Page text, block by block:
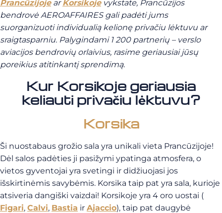
PrancūzijojearKorsikojevykstate, Prancūzijos
bendrovė AEROAFFAIRES gali padėti jums
suorganizuoti individualią kelionę privačiu lėktuvu ar
sraigtasparniu. Palygindami 1 200 partnerių – verslo
aviacijos bendrovių orlaivius, rasime geriausiai jūsų
poreikius atitinkantį sprendimą.
Kur Korsikoje geriausia
keliauti privačiu lėktuvu?
Korsika
Ši nuostabaus grožio sala yra unikali vieta Prancūzijoje!
Dėl salos padėties ji pasižymi ypatinga atmosfera, o
vietos gyventojai yra svetingi ir didžiuojasi jos
išskirtinėmis savybėmis. Korsika taip pat yra sala, kurioje
atsiveria dangiški vaizdai! Korsikoje yra 4 oro uostai (
Figari, Calvi, Bastia ir Ajaccio), taip pat daugybė